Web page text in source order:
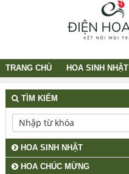
TRANG CHỦ HOA SINH NHẬT
TÌM KIẾM
HOA SINH NHẬT
HOA CHÚC MỪNG